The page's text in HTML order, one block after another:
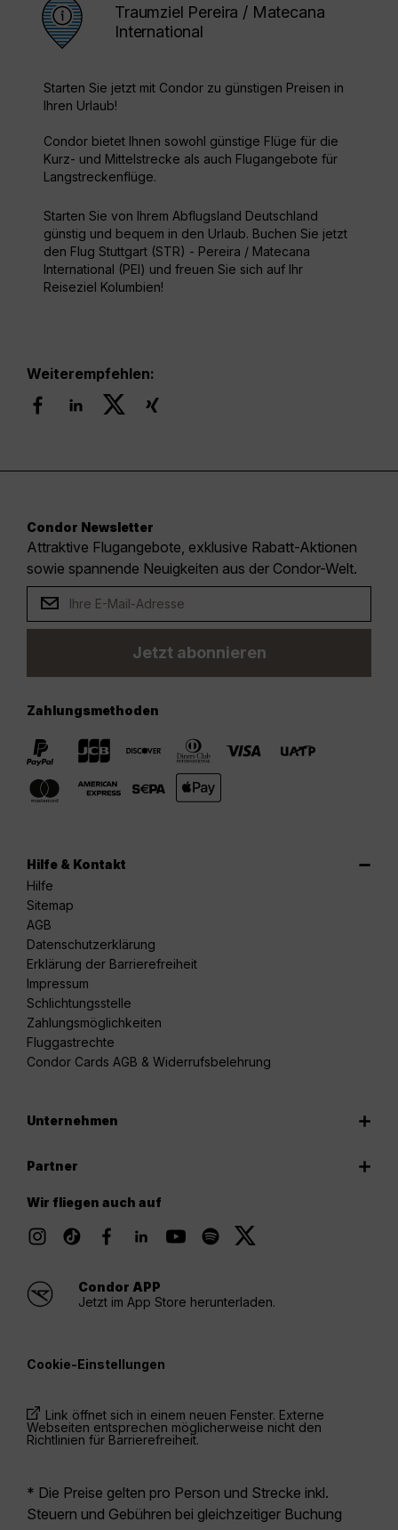
Traumziel Pereira / Matecana
International
Starten Sie jetzt mit Condor zu günstigen Preisen in
Ihren Urlaub!
Condor bietet Ihnen sowohl günstige Flüge für die
Kurz- und Mittelstrecke als auch Flugangebote für
Langstreckenflüge.
Starten Sie von Ihrem Abflugsland Deutschland
günstig und bequem in den Urlaub. Buchen Sie jetzt
den Flug Stuttgart (STR) - Pereira / Matecana
International (PEI) und freuen Sie sich auf Ihr
Reiseziel Kolumbien!
Weiterempfehlen:
Condor Newsletter
Attraktive Flugangebote, exklusive Rabatt-Aktionen
sowie spannende Neuigkeiten aus der Condor-Welt.
Jetzt abonnieren
Zahlungsmethoden
Hilfe & Kontakt
Hilfe
Sitemap
AGB
Datenschutzerklärung
Erklärung der Barrierefreiheit
Impressum
Schlichtungsstelle
Zahlungsmöglichkeiten
Fluggastrechte
Condor Cards AGB & Widerrufsbelehrung
Unternehmen
Partner
Wir fliegen auch auf
Condor APP
Jetzt im App Store herunterladen.
Cookie-Einstellungen
Link öffnet sich in einem neuen Fenster. Externe
Webseiten entsprechen möglicherweise nicht den
Richtlinien für Barrierefreiheit.
* Die Preise gelten pro Person und Strecke inkl.
Steuern und Gebühren bei gleichzeitiger Buchung